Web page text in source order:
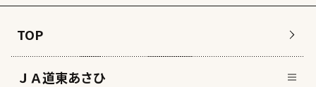
TOP
ＪＡ道東あさひ